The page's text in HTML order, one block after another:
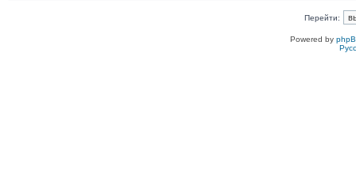
Перейти:
Powered by